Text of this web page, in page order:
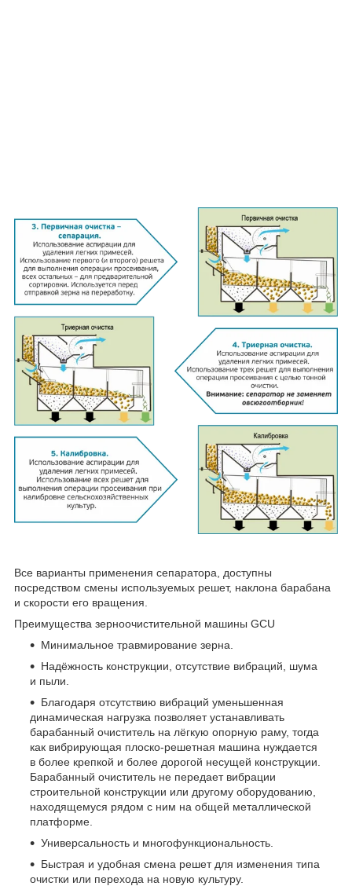
Все варианты применения сепаратора, доступны
посредством смены используемых решет, наклона барабана
и скорости его вращения.
Преимущества зерноочистительной машины GCU
Минимальное травмирование зерна.
Надёжность конструкции, отсутствие вибраций, шума
и пыли.
Благодаря отсутствию вибраций уменьшенная
динамическая нагрузка позволяет устанавливать
барабанный очиститель на лёгкую опорную раму, тогда
как вибрирующая плоско-решетная машина нуждается
в более крепкой и более дорогой несущей конструкции.
Барабанный очиститель не передает вибрации
строительной конструкции или другому оборудованию,
находящемуся рядом с ним на общей металлической
платформе.
Универсальность и многофункциональность.
Быстрая и удобная смена решет для изменения типа
очистки или перехода на новую культуру.